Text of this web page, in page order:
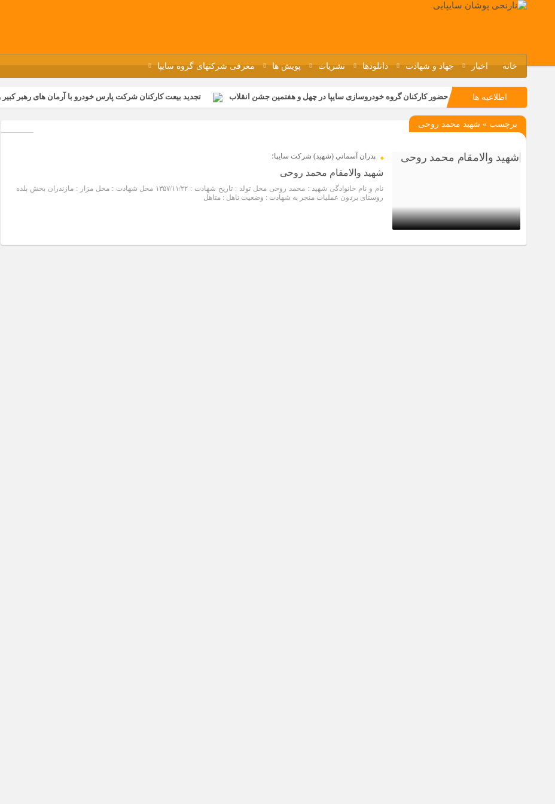
خانه اخبار جهاد و شهادت دانلودها نشریات پویش ها معرفی شرکتهای گروه سایپا
اطلاعیه ها حضور کارکنان گروه خودروسازی سایپا در چهل و هفتمین جشن انقلاب تجدید بیعت کارکنان شرکت پارس خودرو با آرمان های رهبر کبیر
مسابقات ورزشی در مگاموتوربا استقبال کارکنان برگزار شد
مراسم گرامیداشت سالروز آزادسازی خرمشهر در نمازخانه فاطمیه مگاموتور تیم شهدای مگاموتور در بزرگترین مسابقات گل کوچک
برچسب » شهید محمد روحی
5 سال قبل
پدران آسماني (شهيد) شركت سايپا؛
شهید والامقام محمد روحی
نام و نام خانوادگی شهید : محمد روحی محل تولد : تاریخ شهادت : ۱۳۵۷/۱۱/۲۲ محل شهادت : محل مزار : مازندران بخش بلده
روستای بردون عملیات منجر به شهادت : وضعیت تاهل : متاهل